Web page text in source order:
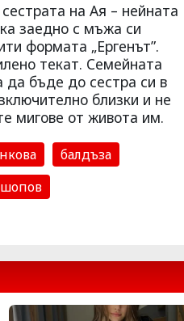
на Ая – нейната
заедно с мъжа си
формата „Ергенът”.
текат. Семейната
да бъде до сестра си в
близки и не
мигове от живота им.
балдъза